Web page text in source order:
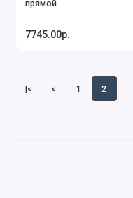
прямой
7745.00р.
|< < 1 2